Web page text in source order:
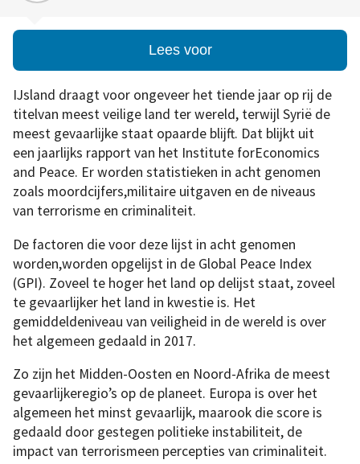
Lees voor
IJsland draagt voor ongeveer het tiende jaar op rij de
titelvan meest veilige land ter wereld, terwijl Syrië de
meest gevaarlijke staat opaarde blijft. Dat blijkt uit
een jaarlijks rapport van het Institute forEconomics
and Peace. Er worden statistieken in acht genomen
zoals moordcijfers,militaire uitgaven en de niveaus
van terrorisme en criminaliteit.
De factoren die voor deze lijst in acht genomen
worden,worden opgelijst in de Global Peace Index
(GPI). Zoveel te hoger het land op delijst staat, zoveel
te gevaarlijker het land in kwestie is. Het
gemiddeldeniveau van veiligheid in de wereld is over
het algemeen gedaald in 2017.
Zo zijn het Midden-Oosten en Noord-Afrika de meest
gevaarlijkeregio’s op de planeet. Europa is over het
algemeen het minst gevaarlijk, maarook die score is
gedaald door gestegen politieke instabiliteit, de
impact van terrorismeen percepties van criminaliteit.